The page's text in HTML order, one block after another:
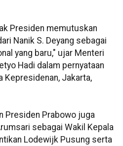
Presiden memutuskan
Nanik S. Deyang sebagai
yang baru," ujar Menteri
Hadi dalam pernyataan
Kepresidenan, Jakarta,
Presiden Prabowo juga
sebagai Wakil Kepala
Lodewijk Pusung serta